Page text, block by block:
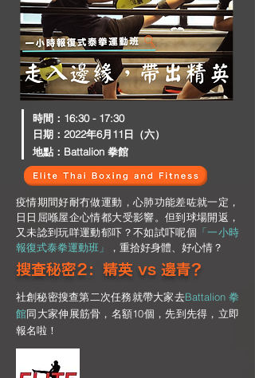
​時間：16:30 - 17:30
日期：2022年6月11日（六）
地點：Battalion 拳館
疫情期間好耐冇做運動，心肺功能差咗就一定，
日日屈喺屋企心情都大受影響。但到球場開返，
又未諗到玩咩運動郁吓？不如試吓呢個 「一小時
報復式泰拳運動班」
，重拾好身體、好心情？
社創秘密搜查第二次任務就帶大家去Battalion 拳
館同大家伸展筋骨，名額10個，先到先得，立即
報名啦！
搜查秘密2：精英 vs 邊青？